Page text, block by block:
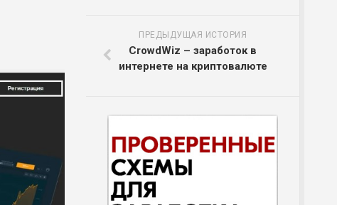
ПРЕДЫДУЩАЯ ИСТОРИЯ
CrowdWiz – заработок в
интернете на криптовалюте